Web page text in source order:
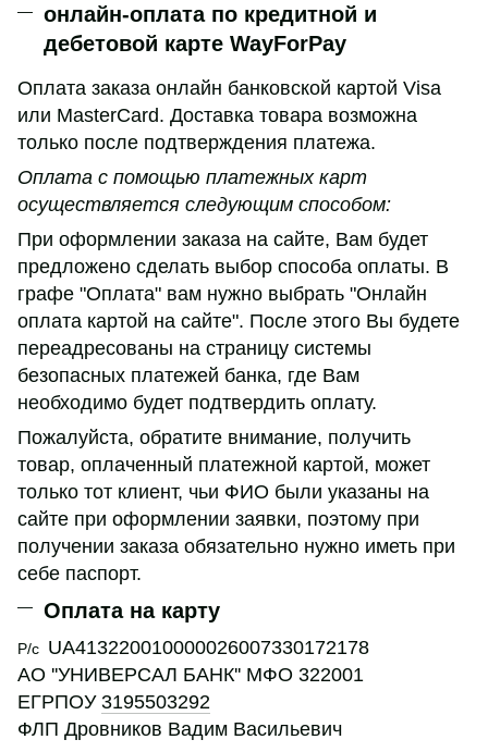
онлайн-оплата по кредитной и
дебетовой карте WayForPay
Оплата заказа онлайн банковской картой Visa
или MasterCard. Доставка товара возможна
только после подтверждения платежа.
Оплата с помощью платежных карт
осуществляется следующим способом:
При оформлении заказа на сайте, Вам будет
предложено сделать выбор способа оплаты. В
графе "Оплата" вам нужно выбрать "Онлайн
оплата картой на сайте". После этого Вы будете
переадресованы на страницу системы
безопасных платежей банка, где Вам
необходимо будет подтвердить оплату.
Пожалуйста, обратите внимание, получить
товар, оплаченный платежной картой, может
только тот клиент, чьи ФИО были указаны на
сайте при оформлении заявки, поэтому при
получении заказа обязательно нужно иметь при
себе паспорт.
Оплата на карту
Р/с UA413220010000026007330172178
АО ''УНИВЕРСАЛ БАНК'' МФО 322001
ЕГРПОУ 3195503292
ФЛП Дровников Вадим Васильевич